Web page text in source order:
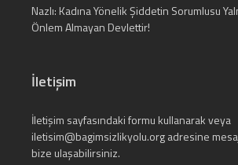
Nazlı: Kadına Yönelik Şiddetin Sorumlusu
Önlem Almayan Devlettir!
İletişim
İletişim sayfasındaki formu kullanarak veya
iletisim@bagimsizlikyolu.orgadresine
bize ulaşabilirsiniz.